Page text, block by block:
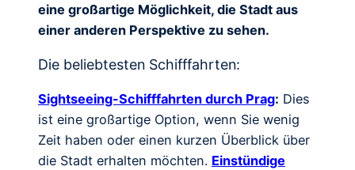
eine großartige Möglichkeit, die Stadt aus
einer anderen Perspektive zu sehen.
Die beliebtesten Schifffahrten:
Sightseeing-Schifffahrten durch Prag: Dies
ist eine großartige Option, wenn Sie wenig
Zeit haben oder einen kurzen Überblick über
die Stadt erhalten möchten. Einstündige